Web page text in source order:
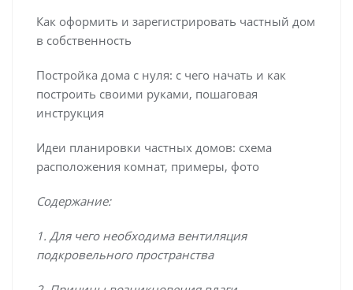
Как оформить и зарегистрировать частный дом
в собственность
Постройка дома с нуля: с чего начать и как
построить своими руками, пошаговая
инструкция
Идеи планировки частных домов: схема
расположения комнат, примеры, фото
Содержание:
1. Для чего необходима вентиляция
подкровельного пространства